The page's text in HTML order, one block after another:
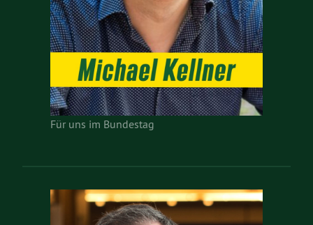
Für uns im Bundestag